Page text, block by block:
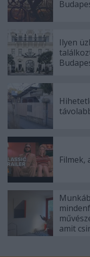
Ilyen
Filmek,
amit